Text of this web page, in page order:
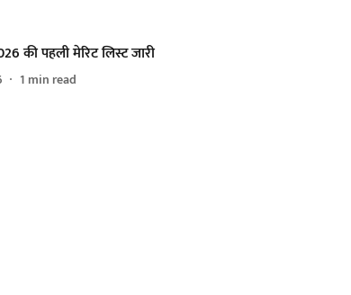
की पहली मेरिट लिस्ट जारी
1 min read